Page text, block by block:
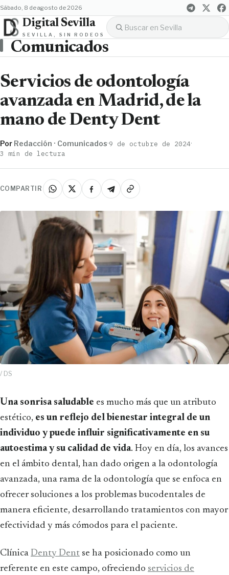
sábado, 8 de agosto de 2026
Digital Sevilla
SEVILLA, SIN RODEOS
Comunicados
Servicios de odontología
avanzada en Madrid, de la
mano de Denty Dent
Por Redacción · Comunicados·9 de octubre de 2024·
3 min de lectura
COMPARTIR
/ DS
Una sonrisa saludable es mucho más que un atributo
estético, es un reflejo del bienestar integral de un
individuo y puede influir significativamente en su
autoestima y su calidad de vida. Hoy en día, los avances
en el ámbito dental, han dado origen a la odontología
avanzada, una rama de la odontología que se enfoca en
ofrecer soluciones a los problemas bucodentales de
manera eficiente, desarrollando tratamientos con mayor
efectividad y más cómodos para el paciente.
Clínica Denty Dent se ha posicionado como un
referente en este campo, ofreciendo servicios de